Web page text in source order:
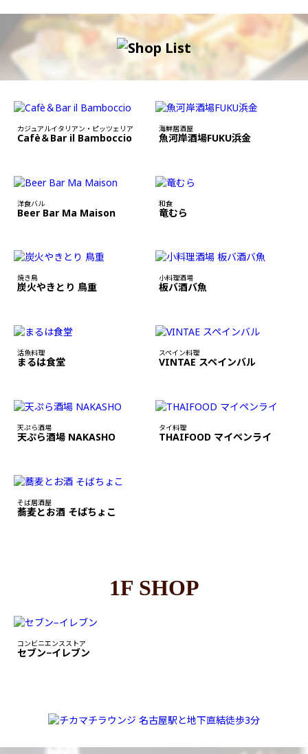
カジュアルイタリアン・ピッツェリア
Cafè＆Bar il Bamboccio
海鮮居酒屋
魚河岸酒場FUKU浜金
洋食バル
Beer Bar Ma Maison
和食
竜むら
焼き鳥
炭火やきとり 鳥重
小料理酒場
板バ酒バ魚
活魚料理
まるは食堂
スペイン料理
VINTAE スペインバル
天ぷら酒場
天ぷら酒場 NAKASHO
タイ料理
THAIFOOD マイペンライ
そば居酒屋
蕎麦とお酒 そばちょこ
1F SHOP
コンビニエンスストア
セブン−イレブン